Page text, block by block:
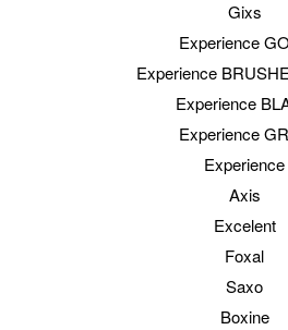
Gixs
Experience
Experience
Experience
Experience
Experience
Axis
Excelent
Foxal
Saxo
Boxine